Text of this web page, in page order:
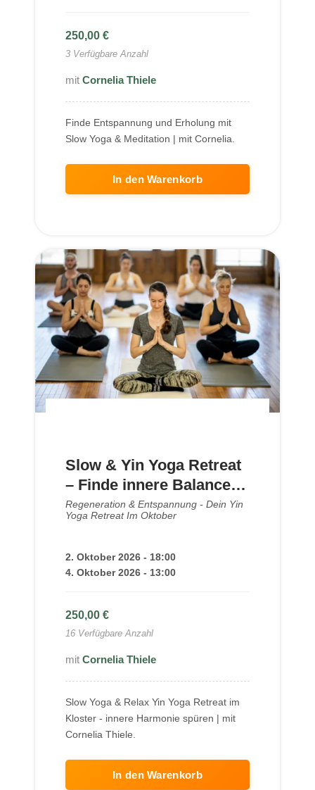
250,00 €
3 Verfügbare Anzahl
Cornelia Thiele
Finde Entspannung und Erholung mit
Slow Yoga & Meditation | mit Cornelia.
In den Warenkorb
Slow & Yin Yoga Retreat
– Finde innere Balance
durch Meditation &
Achtsamkeit
Regeneration & Entspannung - Dein Yin
Yoga Retreat Im Oktober
2. Oktober 2026 - 18:00
4. Oktober 2026 - 13:00
250,00 €
16 Verfügbare Anzahl
Cornelia Thiele
Slow Yoga & Relax Yin Yoga Retreat im
Kloster - innere Harmonie spüren | mit
Cornelia Thiele.
In den Warenkorb